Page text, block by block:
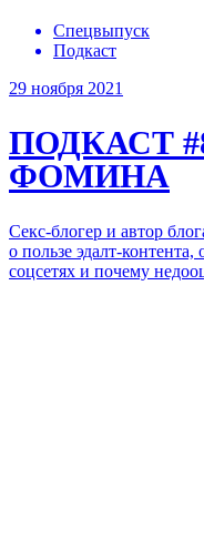
Спецвыпуск
Подкаст
29 ноября 2021
ПОДКАСТ
ФОМИНА
Секс-блогер и автор
о пользе эдалт-
соцсетях и почему